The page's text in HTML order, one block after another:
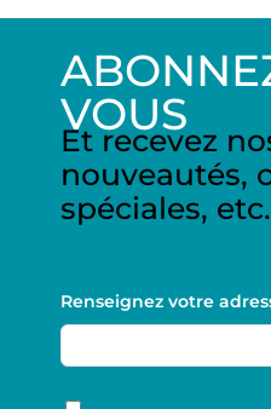
VOUS
Et recevez
nouveautés,
spéciales, etc.
Renseignez votre
RGPD